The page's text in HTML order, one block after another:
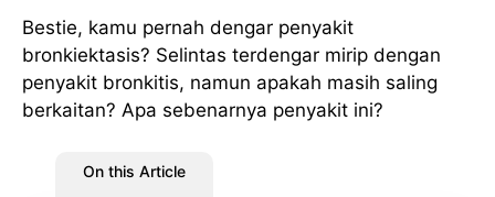
Bestie, kamu pernah dengar penyakit
bronkiektasis? Selintas terdengar mirip dengan
penyakit bronkitis, namun apakah masih saling
berkaitan? Apa sebenarnya penyakit ini?
On this Article